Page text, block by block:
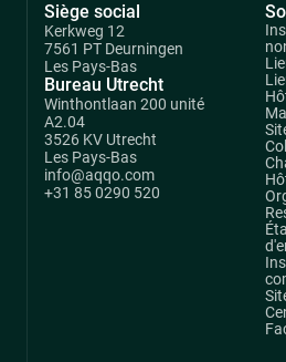
Siège social
Kerkweg 12
7561 PT Deurningen
Les Pays-Bas
Bureau Utrecht
Winthontlaan 200 unité
A2.04
3526 KV Utrecht
Les Pays-Bas
info@aqqo.com
+31 85 0290 520